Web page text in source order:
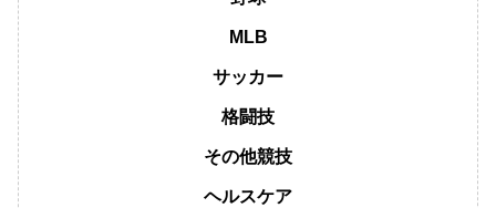
MLB
サッカー
格闘技
その他競技
ヘルスケア